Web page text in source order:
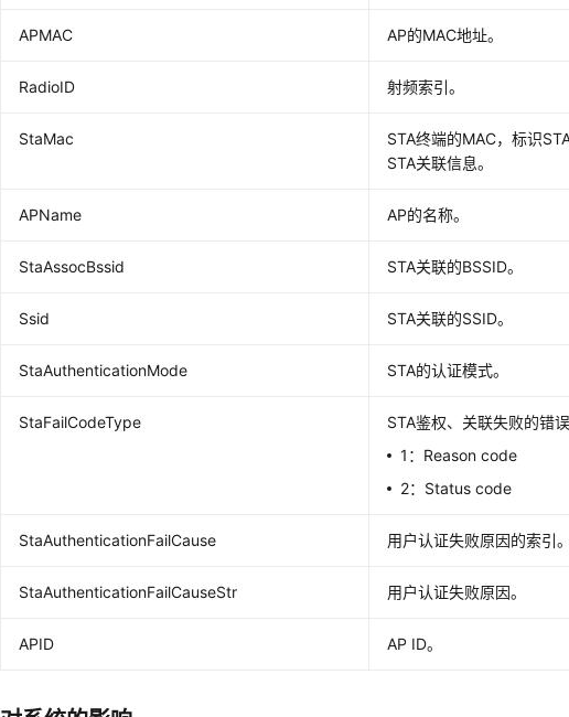
APMAC AP的MAC地址。
RadioID 射频索引。
StaMac
STA终端的MAC，标识
STA关联信息。
APName AP的名称。
StaAssocBssid STA关联的BSSID。
Ssid STA关联的SSID。
StaAuthenticationMode STA的认证模式。
StaFailCodeType
STA鉴权、关联失败的错
1：Reason code
2：Status code
StaAuthenticationFailCause 用户认证失败原因的索引。
StaAuthenticationFailCauseStr 用户认证失败原因。
APID AP ID。